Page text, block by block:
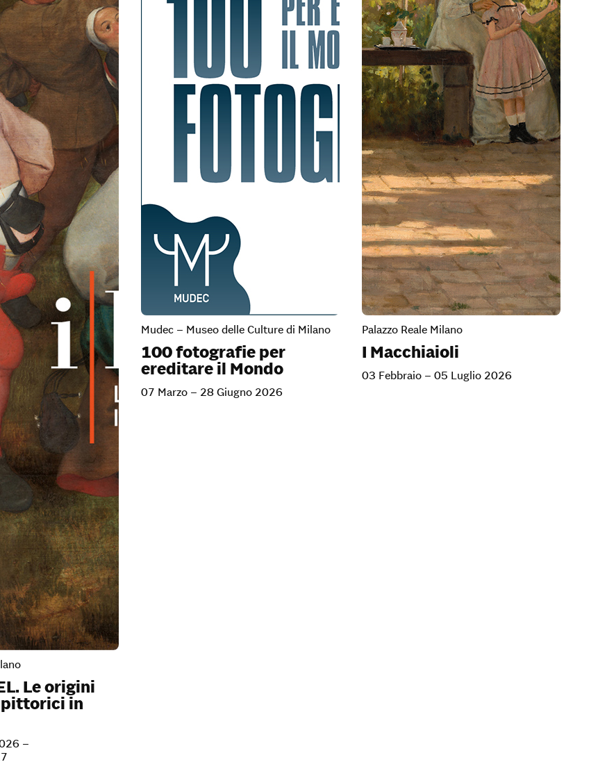
Le origini
pittorici in
–
Mudec – Museo delle Culture di Milano
100 fotografie per
ereditare il Mondo
07 Marzo – 28 Giugno 2026
Palazzo Reale Milano
I Macchiaioli
03 Febbraio – 05 Luglio 2026